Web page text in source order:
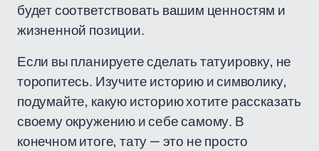
будет соответствовать вашим ценностям и
жизненной позиции.
Если вы планируете сделать татуировку, не
торопитесь. Изучите историю и символику,
подумайте, какую историю хотите рассказать
своему окружению и себе самому. В
конечном итоге, тату — это не просто